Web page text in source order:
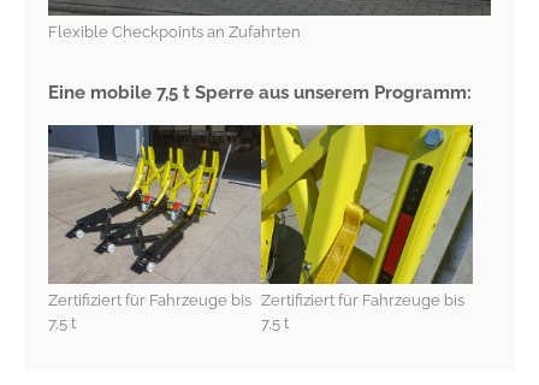
Flexible Checkpoints an Zufahrten
Eine mobile 7,5 t Sperre aus unserem Programm:
Zertifiziert für Fahrzeuge bis
7,5 t
Zertifiziert für Fahrzeuge bis
7,5 t